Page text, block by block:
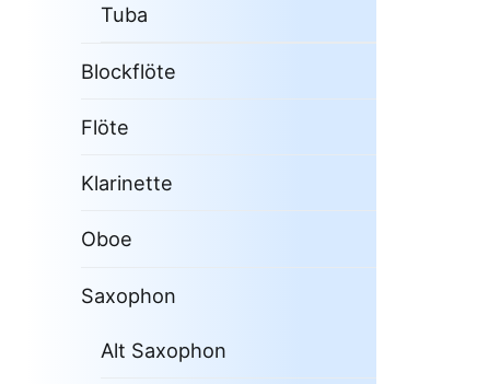
Tuba
Blockflöte
Flöte
Klarinette
Oboe
Saxophon
Alt Saxophon